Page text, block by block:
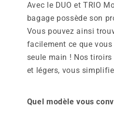
Avec le DUO etTRIO
bagage possède son
Vous pouvez ainsi
facilement ce que
seule main ! Nos
et légers, vous
Quel modèle vous